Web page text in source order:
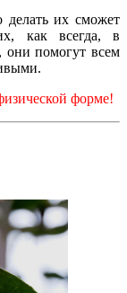
делать их сможет
как всегда, в
они помогут всем
форме!